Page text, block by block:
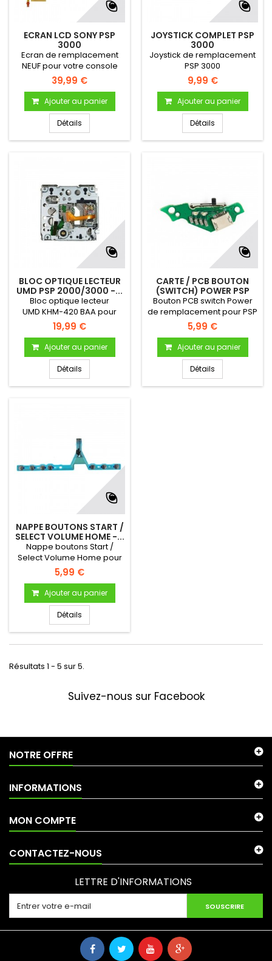
ECRAN LCD SONY PSP
3000
Ecran de remplacement
NEUF pour votre console
PSP 3000
39,99 €
Ajouter au panier
Détails
JOYSTICK COMPLET PSP
3000
Joystick de remplacement
PSP 3000
9,99 €
Ajouter au panier
Détails
BLOC OPTIQUE LECTEUR
UMD PSP 2000/3000 -...
Bloc optique lecteur
UMD KHM-420 BAA pour
console psp 2000/3000
19,99 €
Ajouter au panier
Détails
CARTE / PCB BOUTON
(SWITCH) POWER PSP
3000
Bouton PCB switch Power
de remplacement pour PSP
3000
5,99 €
Ajouter au panier
Détails
NAPPE BOUTONS START /
SELECT VOLUME HOME -...
Nappe boutons Start /
Select Volume Home pour
console PSP 3000? (PSP
Slim & Lite)
5,99 €
Ajouter au panier
Détails
Résultats 1 - 5 sur 5.
Suivez-nous sur Facebook
NOTRE OFFRE
INFORMATIONS
MON COMPTE
CONTACTEZ-NOUS
LETTRE D'INFORMATIONS
SOUSCRIRE